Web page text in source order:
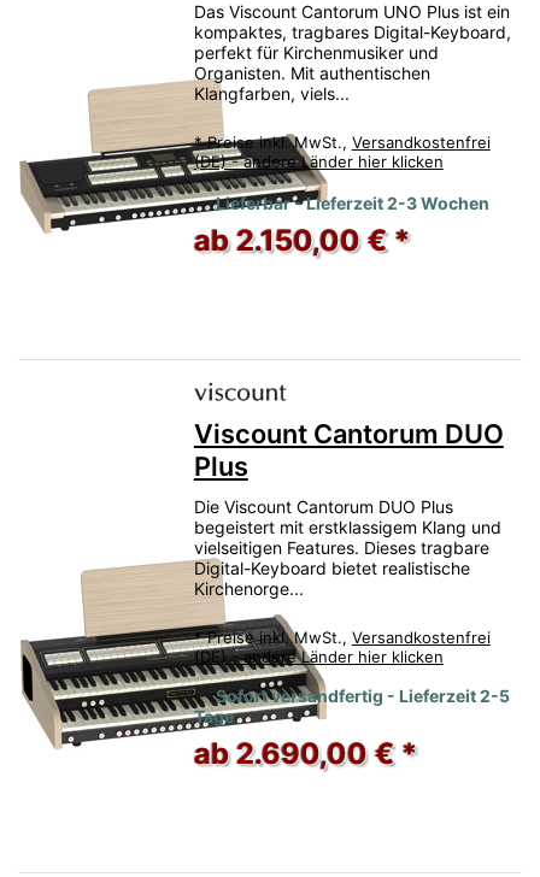
Das Viscount Cantorum UNO Plus ist ein
kompaktes, tragbares Digital-Keyboard,
perfekt für Kirchenmusiker und
Organisten. Mit authentischen
Klangfarben, viels...
* Preise inkl. MwSt., Versandkostenfrei
(DE) - andere Länder hier klicken
Lieferbar - Lieferzeit 2-3 Wochen
ab 2.150,00 € *
Viscount Cantorum DUO
Plus
Die Viscount Cantorum DUO Plus
begeistert mit erstklassigem Klang und
vielseitigen Features. Dieses tragbare
Digital-Keyboard bietet realistische
Kirchenorge...
* Preise inkl. MwSt., Versandkostenfrei
(DE) - andere Länder hier klicken
Sofort versandfertig - Lieferzeit 2-5
Tage
ab 2.690,00 € *